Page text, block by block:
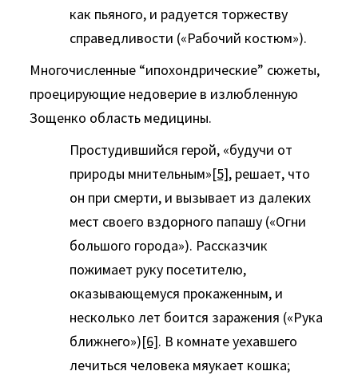
как пьяного, и радуется торжеству
справедливости («Рабочий костюм»).
Многочисленные “ипохондрические” сюжеты,
проецирующие недоверие в излюбленную
Зощенко область медицины.
Простудившийся герой, «будучи от
природы мнительным»[5], решает, что
он при смерти, и вызывает из далеких
мест своего вздорного папашу («Огни
большого города»). Рассказчик
пожимает руку посетителю,
оказывающемуся прокаженным, и
несколько лет боится заражения («Рука
ближнего»)[6]. В комнате уехавшего
лечиться человека мяукает кошка;